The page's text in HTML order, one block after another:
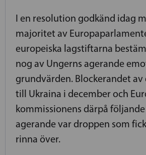
I en resolution godkänd idag
majoritet av
europeiska lagstiftarna
nog av Ungerns agerande
grundvärden. Blockerandet
till Ukraina i december och
kommissionens därpå
agerande var droppen som
rinna över.